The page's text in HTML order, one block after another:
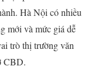
Hà Nội có nhiều
mới và mức giá dễ
trò thị trường văn
CBD.